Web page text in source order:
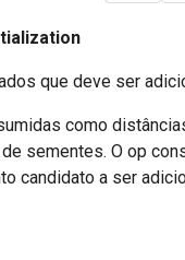
que deve ser
como
sementes. O op
candidato a ser